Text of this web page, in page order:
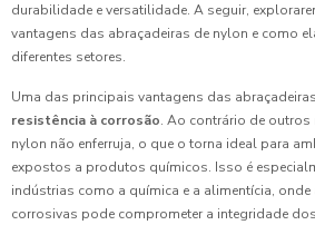
durabilidade e versatilidade. A seguir,
vantagens das abraçadeiras de nylon e como
diferentes setores.
Uma das principais vantagens das
resistência à corrosão. Ao contrário de
nylon não enferruja, o que o torna ideal para
expostos a produtos químicos. Isso é
indústrias como a química e a alimentícia,
corrosivas pode comprometer a integridade